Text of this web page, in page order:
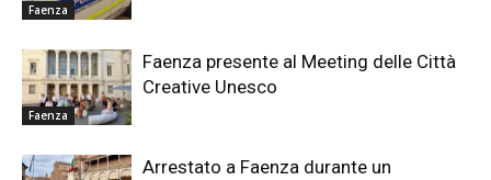
Faenza
Faenza
Faenza presente al Meeting delle Città
Creative Unesco
Arrestato a Faenza durante un